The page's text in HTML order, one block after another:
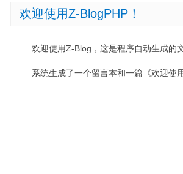
欢迎使用Z-BlogPHP！
欢迎使用Z-Blog，这是程序自动生成的
系统生成了一个留言本和一篇《欢迎使